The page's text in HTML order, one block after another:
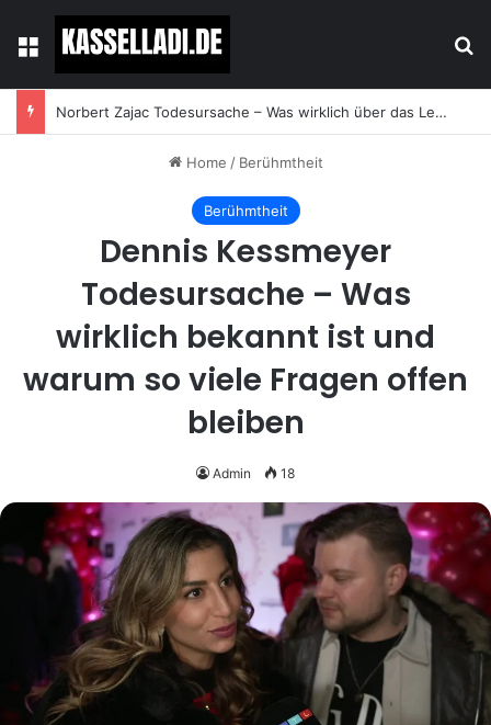
Menu
Norbert Zajac Todesursache – Was wirklich über das Leben und den Abschied des Tierhändlers bekannt ist
Home / Berühmtheit
Berühmtheit
Dennis Kessmeyer
Todesursache – Was
wirklich bekannt ist und
warum so viele Fragen offen
bleiben
Admin 18